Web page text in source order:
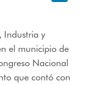
Industria y
el municipio de
Nacional
que contó con